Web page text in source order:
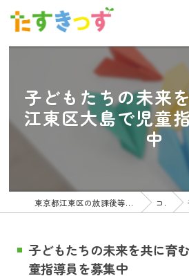
子どもたちの未来
江東区大島で児童
中
東京都江東区の放課後等デイサービスの求人ならたすきっず コラム
子どもたちの未来を共に育
童指導員を募集中